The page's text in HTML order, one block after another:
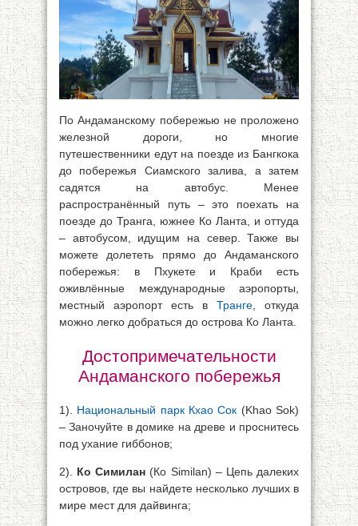
По Андаманскому побережью не проложено
железной дороги, но многие
путешественники едут на поезде из Бангкока
до побережья Сиамского залива, а затем
садятся на автобус. Менее
распространённый путь – это поехать на
поезде до Транга, южнее Ко Ланта, и оттуда
– автобусом, идущим на север. Также вы
можете долететь прямо до Андаманского
побережья: в Пхукете и Краби есть
оживлённые международные аэропорты,
местный аэропорт есть в Транге , откуда
можно легко добраться до острова Ко Ланта.
Достопримечательности
Андаманского побережья
1). Национальный паркКхао Сок (Khao Sok)
– Заночуйте в домике на древе и проснитесь
под ухание гиббонов;
2). Ко Симилан (Ко Similan) – Цепь далеких
островов, где вы найдете несколько лучших в
мире мест для дайвинга;